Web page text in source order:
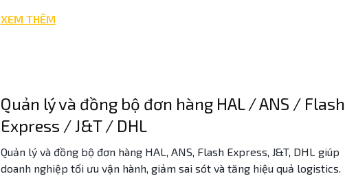
XEM THÊM
Quản lý và đồng bộ đơn hàng HAL / ANS / Flash
Express / J&T / DHL
Quản lý và đồng bộ đơn hàng HAL, ANS, Flash Express, J&T, DHL giúp
doanh nghiệp tối ưu vận hành, giảm sai sót và tăng hiệu quả logistics.